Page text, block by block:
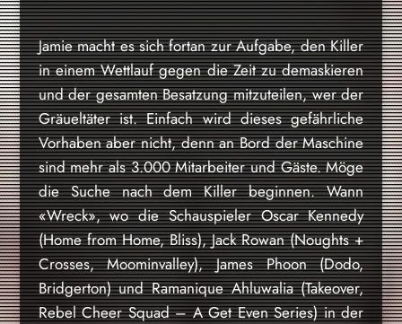
Jamie macht es sich fortan zur Aufgabe, den Killer
in einem Wettlauf gegen die Zeit zu demaskieren
und der gesamten Besatzung mitzuteilen, wer der
Gräueltäter ist. Einfach wird dieses gefährliche
Vorhaben aber nicht, denn an Bord der Maschine
sind mehr als 3.000 Mitarbeiter und Gäste. Möge
die Suche nach dem Killer beginnen. Wann
«Wreck», wo die Schauspieler Oscar Kennedy
(Home from Home, Bliss), Jack Rowan (Noughts +
Crosses, Moominvalley), James Phoon (Dodo,
Bridgerton) und Ramanique Ahluwalia (Takeover,
Rebel Cheer Squad – A Get Even Series) in der